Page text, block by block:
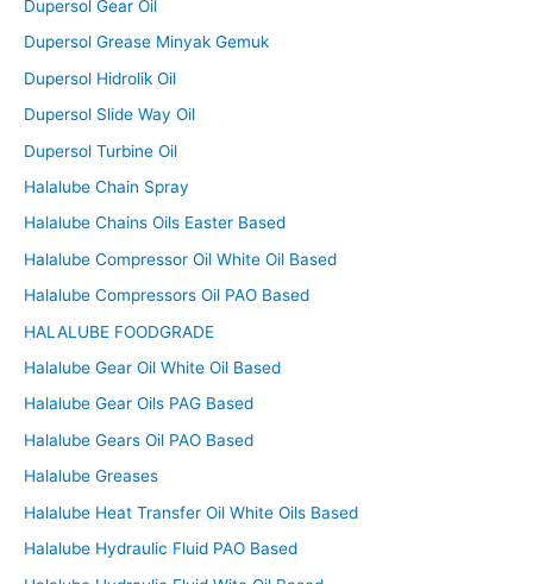
Dupersol Gear Oil
Dupersol Grease Minyak Gemuk
Dupersol Hidrolik Oil
Dupersol Slide Way Oil
Dupersol Turbine Oil
Halalube Chain Spray
Halalube Chains Oils Easter Based
Halalube Compressor Oil White Oil Based
Halalube Compressors Oil PAO Based
HALALUBE FOODGRADE
Halalube Gear Oil White Oil Based
Halalube Gear Oils PAG Based
Halalube Gears Oil PAO Based
Halalube Greases
Halalube Heat Transfer Oil White Oils Based
Halalube Hydraulic Fluid PAO Based